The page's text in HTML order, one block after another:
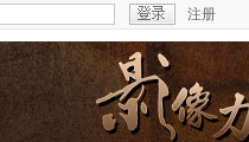
注册